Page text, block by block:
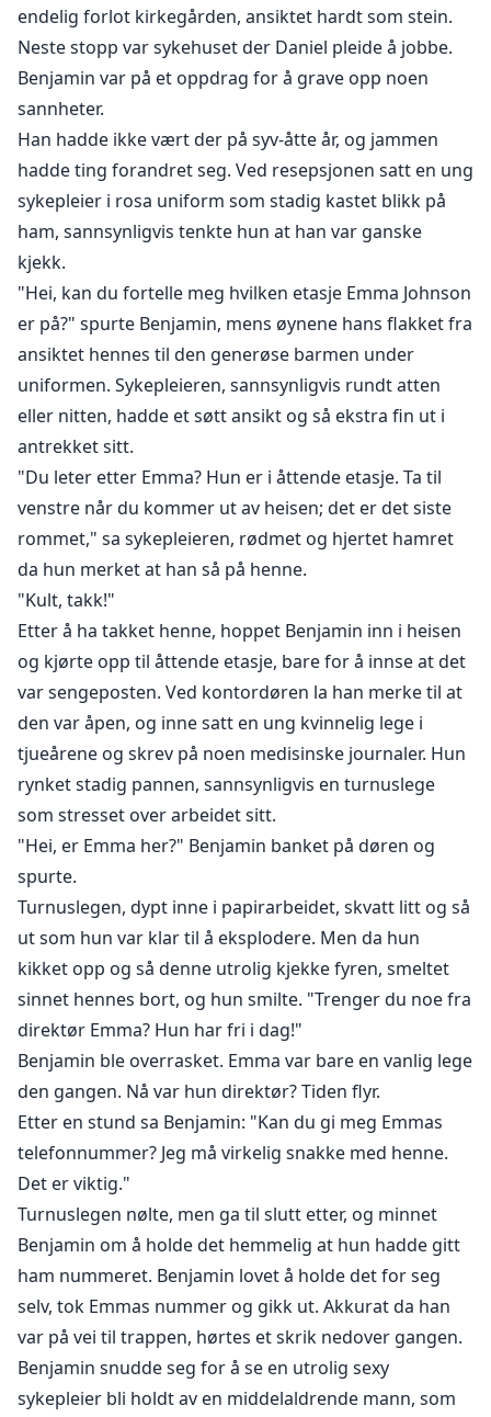
endelig forlot kirkegården, ansiktet hardt som stein.
Neste stopp var sykehuset der Daniel pleide å jobbe.
Benjamin var på et oppdrag for å grave opp noen
sannheter.
Han hadde ikke vært der på syv-åtte år, og jammen
hadde ting forandret seg. Ved resepsjonen satt en ung
sykepleier i rosa uniform som stadig kastet blikk på
ham, sannsynligvis tenkte hun at han var ganske
kjekk.
"Hei, kan du fortelle meg hvilken etasje Emma Johnson
er på?" spurte Benjamin, mens øynene hans flakket fra
ansiktet hennes til den generøse barmen under
uniformen. Sykepleieren, sannsynligvis rundt atten
eller nitten, hadde et søtt ansikt og så ekstra fin ut i
antrekket sitt.
"Du leter etter Emma? Hun er i åttende etasje. Ta til
venstre når du kommer ut av heisen; det er det siste
rommet," sa sykepleieren, rødmet og hjertet hamret
da hun merket at han så på henne.
"Kult, takk!"
Etter å ha takket henne, hoppet Benjamin inn i heisen
og kjørte opp til åttende etasje, bare for å innse at det
var sengeposten. Ved kontordøren la han merke til at
den var åpen, og inne satt en ung kvinnelig lege i
tjueårene og skrev på noen medisinske journaler. Hun
rynket stadig pannen, sannsynligvis en turnuslege
som stresset over arbeidet sitt.
"Hei, er Emma her?" Benjamin banket på døren og
spurte.
Turnuslegen, dypt inne i papirarbeidet, skvatt litt og så
ut som hun var klar til å eksplodere. Men da hun
kikket opp og så denne utrolig kjekke fyren, smeltet
sinnet hennes bort, og hun smilte. "Trenger du noe fra
direktør Emma? Hun har fri i dag!"
Benjamin ble overrasket. Emma var bare en vanlig lege
den gangen. Nå var hun direktør? Tiden flyr.
Etter en stund sa Benjamin: "Kan du gi meg Emmas
telefonnummer? Jeg må virkelig snakke med henne.
Det er viktig."
Turnuslegen nølte, men ga til slutt etter, og minnet
Benjamin om å holde det hemmelig at hun hadde gitt
ham nummeret. Benjamin lovet å holde det for seg
selv, tok Emmas nummer og gikk ut. Akkurat da han
var på vei til trappen, hørtes et skrik nedover gangen.
Benjamin snudde seg for å se en utrolig sexy
sykepleier bli holdt av en middelaldrende mann, som